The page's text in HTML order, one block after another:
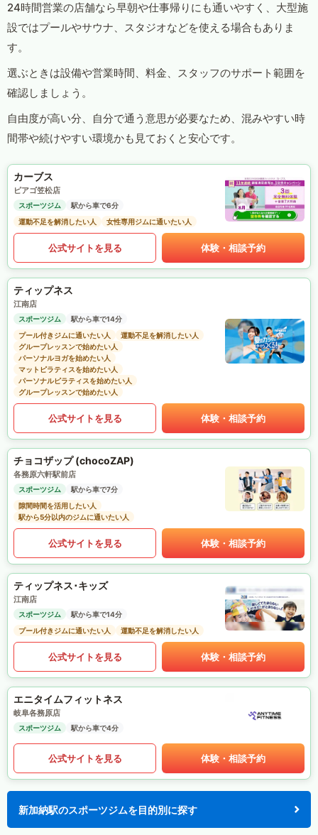
24時間営業の店舗なら早朝や仕事帰りにも通いやすく、大型施
設ではプールやサウナ、スタジオなどを使える場合もありま
す。
選ぶときは設備や営業時間、料金、スタッフのサポート範囲を
確認しましょう。
自由度が高い分、自分で通う意思が必要なため、混みやすい時
間帯や続けやすい環境かも見ておくと安心です。
カーブス
ピアゴ笠松店
スポーツジム
駅から車で6分
運動不足を解消したい人
女性専用ジムに通いたい人
公式サイトを見る 体験・相談予約
ティップネス
江南店
スポーツジム
駅から車で14分
プール付きジムに通いたい人
運動不足を解消したい人
グループレッスンで始めたい人
パーソナルヨガを始めたい人
マットピラティスを始めたい人
パーソナルピラティスを始めたい人
グループレッスンで始めたい人
公式サイトを見る 体験・相談予約
チョコザップ (chocoZAP)
各務原六軒駅前店
スポーツジム
駅から車で7分
隙間時間を活用したい人
駅から5分以内のジムに通いたい人
公式サイトを見る 体験・相談予約
ティップネス･キッズ
江南店
スポーツジム
駅から車で14分
プール付きジムに通いたい人
運動不足を解消したい人
公式サイトを見る 体験・相談予約
エニタイムフィットネス
岐阜各務原店
スポーツジム 駅から車で4分
公式サイトを見る 体験・相談予約
新加納駅のスポーツジムを目的別に探す